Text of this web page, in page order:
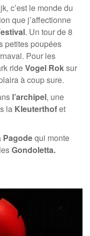
c’est le monde du
que j’affectionne
. Un tour de 8
petites poupées
Pour les
rideVogel Roksur
à coup sure.
l’archipel, une
la Kleuterthofet
Pagodequi monte
Gondoletta.